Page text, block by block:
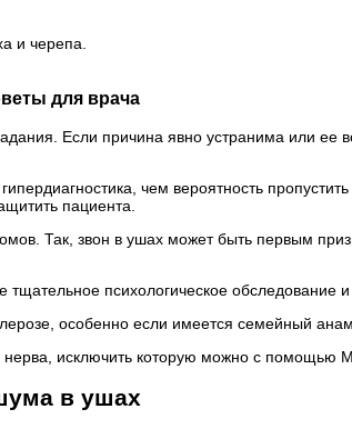
и черепа.
для врача
Если причина явно устранима или ее
чем вероятность
пациента.
Так, звон в ушах может быть первым
психологическое обследование
особенно если имеется семейный
исключить которую можно с помощью
в ушах